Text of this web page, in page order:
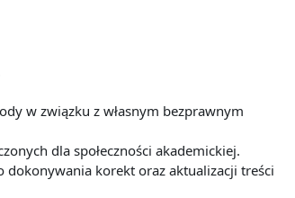
w związku z własnym bezprawnym
dla społeczności akademickiej.
korekt oraz aktualizacji treści